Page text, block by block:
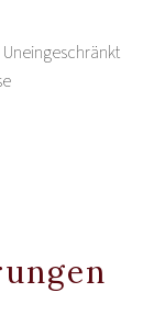
Uneingeschränkt